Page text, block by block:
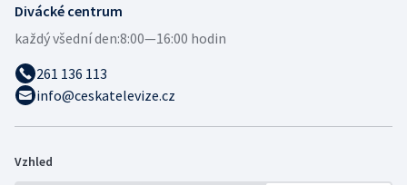
Divácké centrum
každý všední den:8:00—16:00 hodin
261 136 113
info@ceskatelevize.cz
Vzhled